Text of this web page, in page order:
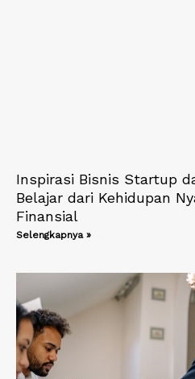
Inspirasi Bisnis Startup
Belajar dari Kehidupan
Finansial
Selengkapnya »